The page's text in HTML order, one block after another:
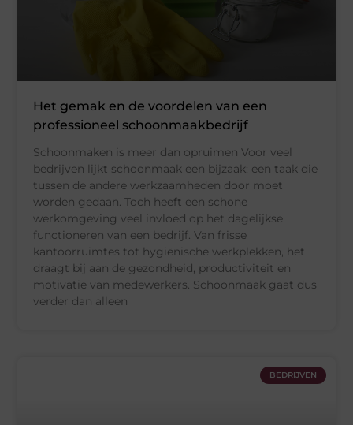
Het gemak en de voordelen van een
professioneel schoonmaakbedrijf
Schoonmaken is meer dan opruimen Voor veel
bedrijven lijkt schoonmaak een bijzaak: een taak die
tussen de andere werkzaamheden door moet
worden gedaan. Toch heeft een schone
werkomgeving veel invloed op het dagelijkse
functioneren van een bedrijf. Van frisse
kantoorruimtes tot hygiënische werkplekken, het
draagt bij aan de gezondheid, productiviteit en
motivatie van medewerkers. Schoonmaak gaat dus
verder dan alleen
BEDRIJVEN